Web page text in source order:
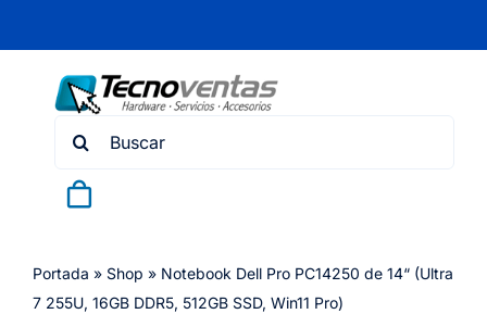
content
Search
Portada » Shop » Notebook Dell Pro PC14250 de 14“ (Ultra
7 255U, 16GB DDR5, 512GB SSD, Win11 Pro)